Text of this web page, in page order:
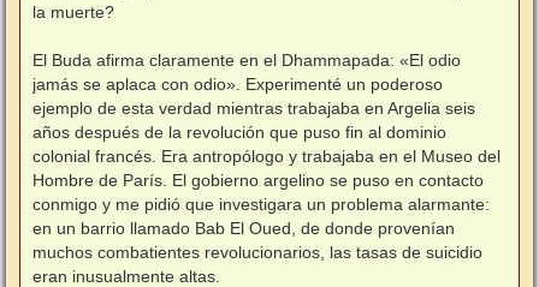
la muerte?
El Buda afirma claramente en el Dhammapada: «El odio
jamás se aplaca con odio». Experimenté un poderoso
ejemplo de esta verdad mientras trabajaba en Argelia seis
años después de la revolución que puso fin al dominio
colonial francés. Era antropólogo y trabajaba en el Museo del
Hombre de París. El gobierno argelino se puso en contacto
conmigo y me pidió que investigara un problema alarmante:
en un barrio llamado Bab El Oued, de donde provenían
muchos combatientes revolucionarios, las tasas de suicidio
eran inusualmente altas.